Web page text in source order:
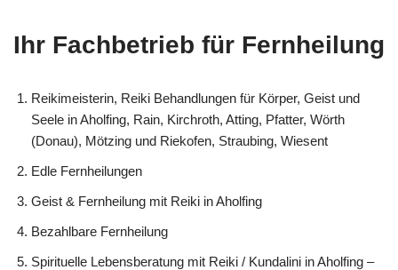
Ihr Fachbetrieb für Fernheilung
Reikimeisterin, Reiki Behandlungen für Körper, Geist und
Seele in Aholfing, Rain, Kirchroth, Atting, Pfatter, Wörth
(Donau), Mötzing und Riekofen, Straubing, Wiesent
Edle Fernheilungen
Geist & Fernheilung mit Reiki in Aholfing
Bezahlbare Fernheilung
Spirituelle Lebensberatung mit Reiki / Kundalini in Aholfing –